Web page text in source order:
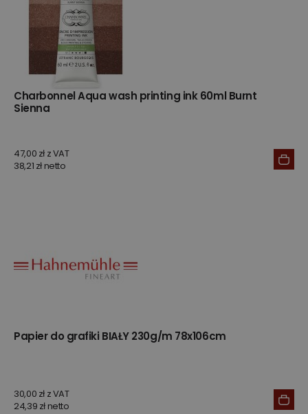
Charbonnel Aqua wash printing ink 60ml Burnt
Sienna
47,00 zł z VAT
38,21 zł netto
Papier do grafiki BIAŁY 230g/m 78x106cm
30,00 zł z VAT
24,39 zł netto